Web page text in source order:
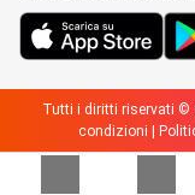
Tutti i diritti riservati ©
condizioni